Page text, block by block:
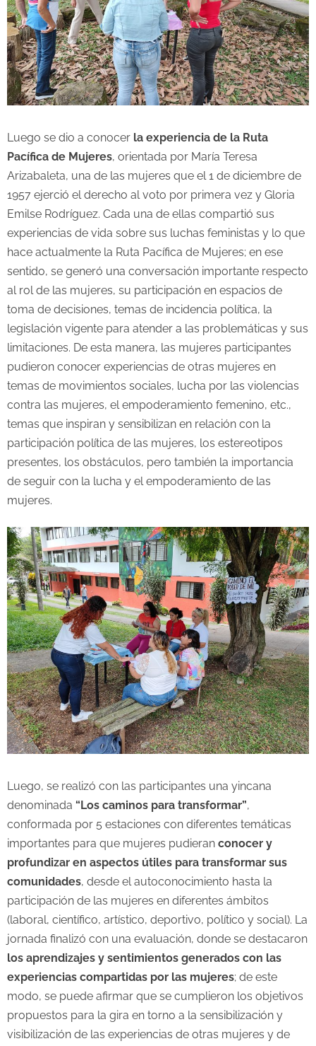
Luego se dio a conocer la experiencia de la Ruta
Pacífica de Mujeres, orientada por María Teresa
Arizabaleta, una de las mujeres que el 1 de diciembre de
1957 ejerció el derecho al voto por primera vez y Gloria
Emilse Rodríguez. Cada una de ellas compartió sus
experiencias de vida sobre sus luchas feministas y lo que
hace actualmente la Ruta Pacífica de Mujeres; en ese
sentido, se generó una conversación importante respecto
al rol de las mujeres, su participación en espacios de
toma de decisiones, temas de incidencia política, la
legislación vigente para atender a las problemáticas y sus
limitaciones. De esta manera, las mujeres participantes
pudieron conocer experiencias de otras mujeres en
temas de movimientos sociales, lucha por las violencias
contra las mujeres, el empoderamiento femenino, etc.,
temas que inspiran y sensibilizan en relación con la
participación política de las mujeres, los estereotipos
presentes, los obstáculos, pero también la importancia
de seguir con la lucha y el empoderamiento de las
mujeres.
Luego, se realizó con las participantes una yincana
denominada “Los caminos para transformar”,
conformada por 5 estaciones con diferentes temáticas
importantes para que mujeres pudieran conocer y
profundizar en aspectos útiles para transformar sus
comunidades, desde el autoconocimiento hasta la
participación de las mujeres en diferentes ámbitos
(laboral, científico, artístico, deportivo, político y social). La
jornada finalizó con una evaluación, donde se destacaron
los aprendizajes y sentimientos generados con las
experiencias compartidas por las mujeres; de este
modo, se puede afirmar que se cumplieron los objetivos
propuestos para la gira en torno a la sensibilización y
visibilización de las experiencias de otras mujeres y de